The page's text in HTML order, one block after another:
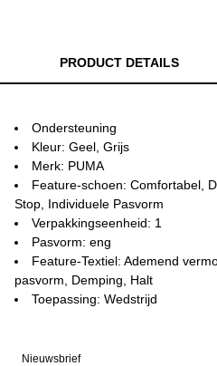
PRODUCT DETAILS
Ondersteuning
Kleur: Geel, Grijs
Merk: PUMA
Feature-schoen: Comfortabel,
Stop, Individuele Pasvorm
Verpakkingseenheid: 1
Pasvorm: eng
Feature-Textiel: Ademend
pasvorm, Demping, Halt
Toepassing: Wedstrijd
Nieuwsbrief